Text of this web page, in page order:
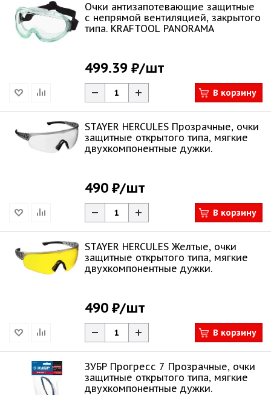
Очки антизапотевающие защитные
с непрямой вентиляцией, закрытого
типа. KRAFTOOL PANORAMA
499.39 ₽/шт
В корзину
STAYER HERCULES Прозрачные, очки
защитные открытого типа, мягкие
двухкомпонентные дужки.
490 ₽/шт
В корзину
STAYER HERCULES Желтые, очки
защитные открытого типа, мягкие
двухкомпонентные дужки.
490 ₽/шт
В корзину
ЗУБР Прогресс 7 Прозрачные, очки
защитные открытого типа, мягкие
двухкомпонентные дужки.